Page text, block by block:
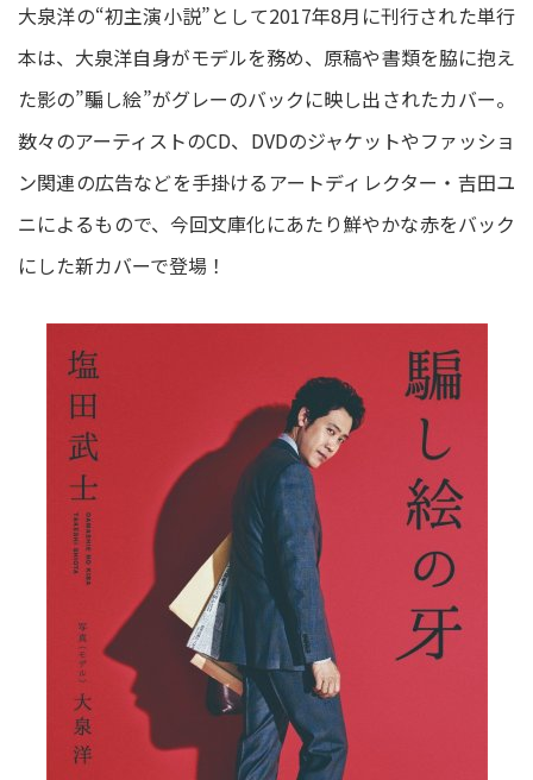
大泉洋の“初主演小説”として2017年8月に刊行された単行
本は、大泉洋自身がモデルを務め、原稿や書類を脇に抱え
た影の”騙し絵”がグレーのバックに映し出されたカバー。
数々のアーティストのCD、DVDのジャケットやファッショ
ン関連の広告などを手掛けるアートディレクター・吉田ユ
ニによるもので、今回文庫化にあたり鮮やかな赤をバック
にした新カバーで登場！